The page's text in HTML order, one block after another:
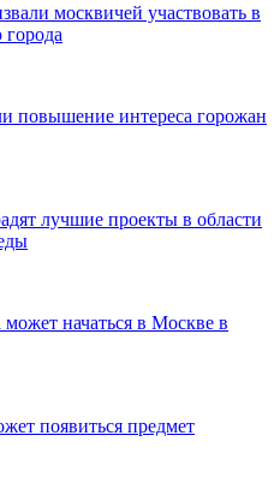
москвичей участвовать в
повышение интереса горожан
лучшие проекты в области
начаться в Москве в
появиться предмет